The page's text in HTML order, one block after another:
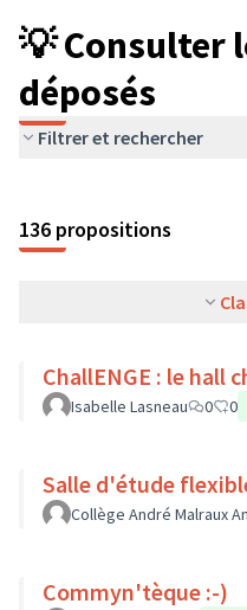
💡 Consulter
déposés
Filtrer et rechercher
136 propositions
ChallENGE : le hall
Isabelle Lasneau 0 0
Salle d'étude
Collège André Malraux
Commyn'tèque :-)